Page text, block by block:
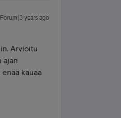
years ago
Arvioitu
ajan
kauaa